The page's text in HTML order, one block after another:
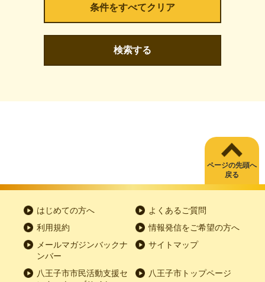
検索する
ページの先頭へ
戻る
はじめての方へ
よくあるご質問
利用規約
情報発信をご希望の方へ
メールマガジンバックナ
ンバー
サイトマップ
八王子市市民活動支援セ
八王子市トップページ